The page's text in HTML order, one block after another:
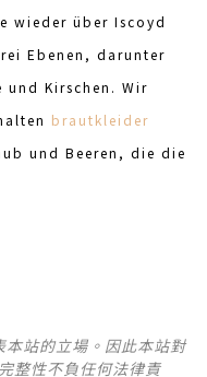
wieder über Iscoyd
Ebenen, darunter
Kirschen. Wir
brautkleider
und Beeren, die die
站的立場。因此本站對
整性不負任何法律責